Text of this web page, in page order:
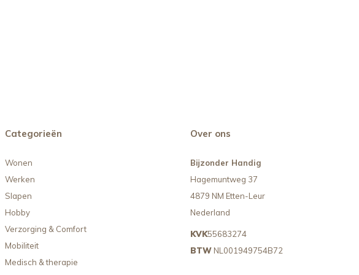
Categorieën
Wonen
Werken
Slapen
Hobby
Verzorging & Comfort
Mobiliteit
Medisch & therapie
Over ons
Bijzonder Handig
Hagemuntweg 37
4879 NM Etten-Leur
Nederland
KVK55683274
BTW NL001949754B72